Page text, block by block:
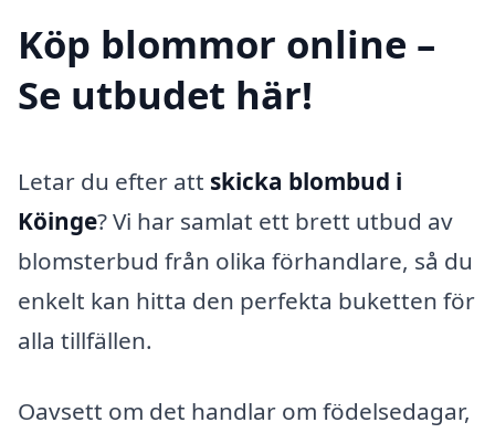
Köp blommor online –
Se utbudet här!
Letar du efter att skicka blombud i
Köinge? Vi har samlat ett brett utbud av
blomsterbud från olika förhandlare, så du
enkelt kan hitta den perfekta buketten för
alla tillfällen.
Oavsett om det handlar om födelsedagar,